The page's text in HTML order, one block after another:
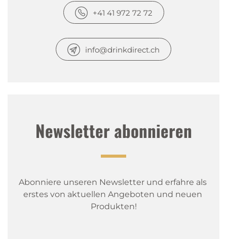
+41 41 972 72 72
info@drinkdirect.ch
Newsletter abonnieren
Abonniere unseren Newsletter und erfahre als
erstes von aktuellen Angeboten und neuen
Produkten!